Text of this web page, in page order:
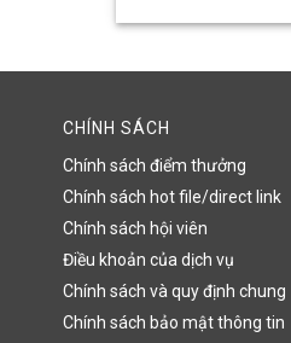
CHÍNH SÁCH
Chính sách điểm thưởng
Chính sách hot file/direct link
Chính sách hội viên
Điều khoản của dịch vụ
Chính sách và quy định chung
Chính sách bảo mật thông tin